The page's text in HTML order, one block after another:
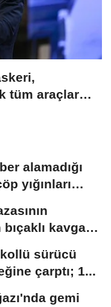
tüm araçlar
alamadığı
yığınları
bıçaklı kavga
sürücü
çarptı; 1...
gemi